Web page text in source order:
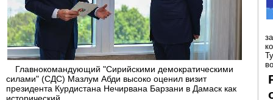
Главнокомандующий "Сирийскими демократическими
силами" (СДС) Мазлум Абди высоко оценил визит
президента Курдистана Нечирвана Барзани в Дамаск как